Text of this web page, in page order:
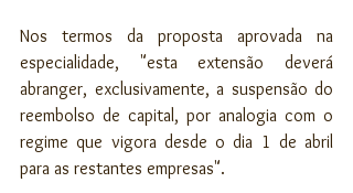
Nos termos da proposta aprovada na
especialidade, "esta extensão deverá
abranger, exclusivamente, a suspensão do
reembolso de capital, por analogia com o
regime que vigora desde o dia 1 de abril
para as restantes empresas".